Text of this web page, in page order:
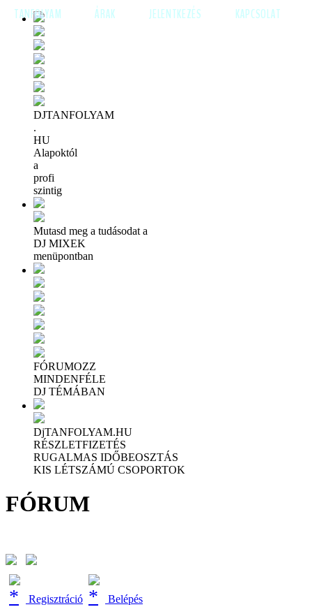
TANFOLYAM ÁRAK JELENTKEZÉS KAPCSOLAT
DJTANFOLYAM
.
HU
Alapoktól
a
profi
szintig
Mutasd meg a tudásodat a
DJ MIXEK
menüpontban
FÓRUMOZZ
MINDENFÉLE
DJ TÉMÁBAN
DjTANFOLYAM.HU
RÉSZLETFIZETÉS
RUGALMAS IDŐBEOSZTÁS
KIS LÉTSZÁMÚ CSOPORTOK
FÓRUM
Regisztráció Belépés